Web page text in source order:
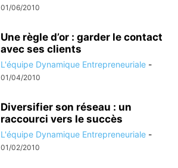
01/06/2010
Une règle d’or : garder le contact
avec ses clients
L'équipe Dynamique Entrepreneuriale -
01/04/2010
Diversifier son réseau : un
raccourci vers le succès
L'équipe Dynamique Entrepreneuriale -
01/02/2010